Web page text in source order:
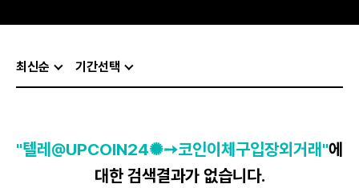
최신순 기간선택
"텔레@UPCOIN24✺➙코인이체구입장외거래"에
대한 검색결과가 없습니다.